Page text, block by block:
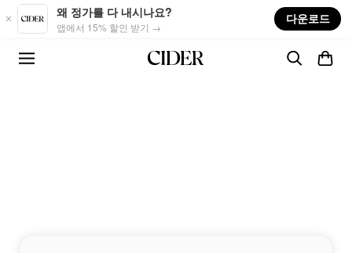
Skip to main content
왜 정가를 다 내시나요?
앱에서 15% 할인 받기 →
다운로드